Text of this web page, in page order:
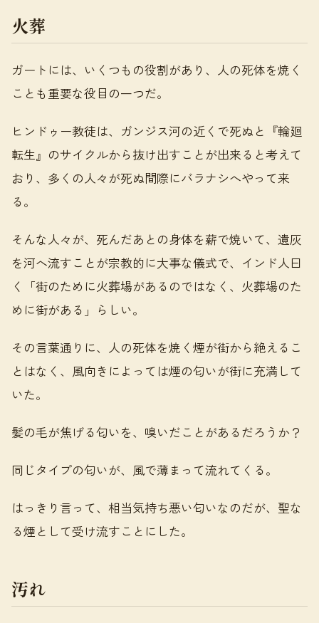
火葬
ガートには、いくつもの役割があり、人の死体を焼く
ことも重要な役目の一つだ。
ヒンドゥー教徒は、ガンジス河の近くで死ぬと『輪廻
転生』のサイクルから抜け出すことが出来ると考えて
おり、多くの人々が死ぬ間際にバラナシへやって来
る。
そんな人々が、死んだあとの身体を薪で焼いて、遺灰
を河へ流すことが宗教的に大事な儀式で、インド人曰
く「街のために火葬場があるのではなく、火葬場のた
めに街がある」らしい。
その言葉通りに、人の死体を焼く煙が街から絶えるこ
とはなく、風向きによっては煙の匂いが街に充満して
いた。
髪の毛が焦げる匂いを、嗅いだことがあるだろうか？
同じタイプの匂いが、風で薄まって流れてくる。
はっきり言って、相当気持ち悪い匂いなのだが、聖な
る煙として受け流すことにした。
汚れ